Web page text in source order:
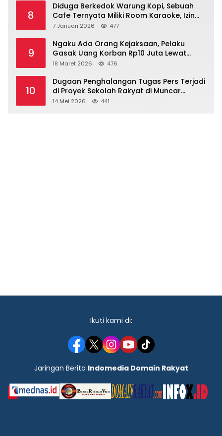
8
Diduga Berkedok Warung Kopi, Sebuah
Cafe Ternyata Miliki Room Karaoke, Izin
Dipertanyakan!!!.
7 Januari 2026 477
9
Ngaku Ada Orang Kejaksaan, Pelaku
Gasak Uang Korban Rp10 Juta Lewat
Modus Tender Mobil
18 Maret 2026 476
10
Dugaan Penghalangan Tugas Pers Terjadi
di Proyek Sekolah Rakyat di Muncar
Banyuwangi
14 Mei 2026 441
Ikuti kami di:
Jaringan Berita Indomedia Domain Rakyat